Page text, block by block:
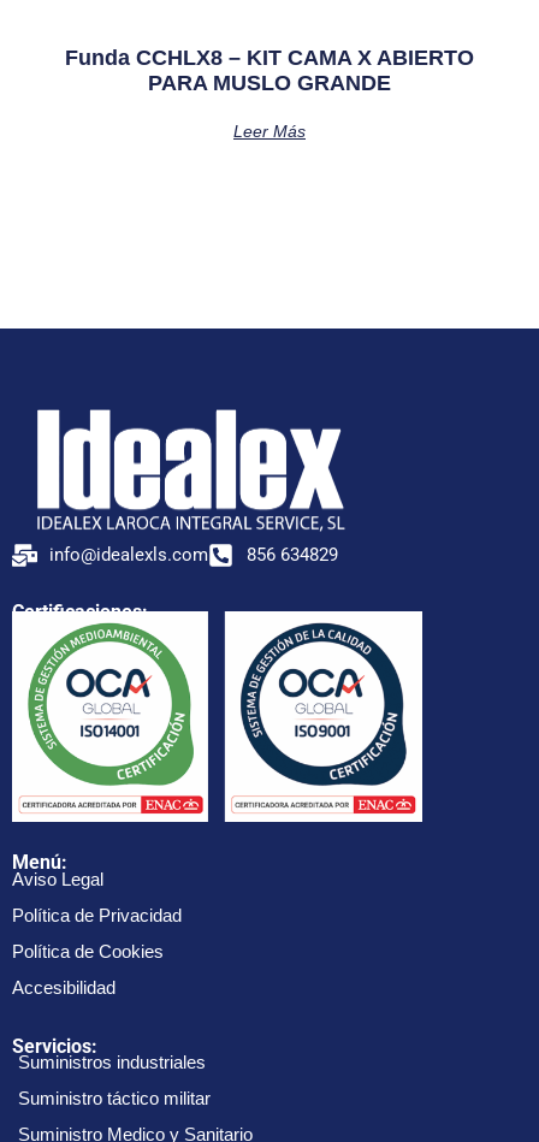
Funda CCHLX8 – KIT CAMA X ABIERTO
PARA MUSLO GRANDE
Leer Más
info@idealexls.com 856 634829
Certificaciones:
Menú:
Aviso Legal
Política de Privacidad
Política de Cookies
Accesibilidad
Servicios:
Suministros industriales
Suministro táctico militar
Suministro Medico y Sanitario